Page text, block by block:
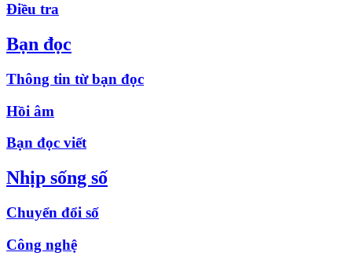
Điều tra
Bạn đọc
Thông tin từ bạn đọc
Hồi âm
Bạn đọc viết
Nhịp sống số
Chuyển đổi số
Công nghệ